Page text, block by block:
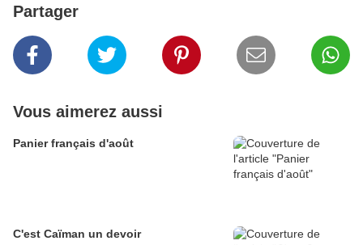
Partager
Vous aimerez aussi
Panier français d'août
C'est Caïman un devoir